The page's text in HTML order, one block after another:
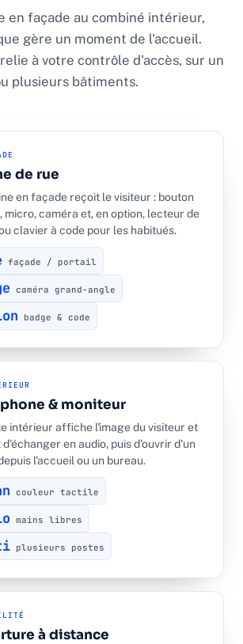
en façade au combiné intérieur,
gère un moment de l'accueil.
à votre contrôle d'accès, sur un
plusieurs bâtiments.
de rue
en façade reçoit le visiteur : bouton
micro, caméra et, en option, lecteur de
clavier à code pour les habitués.
façade / portail
caméra grand-angle
badge & code
& moniteur
intérieur affiche l'image du visiteur et
en audio, puis d'ouvrir d'un
l'accueil ou un bureau.
couleur tactile
mains libres
plusieurs postes
à distance